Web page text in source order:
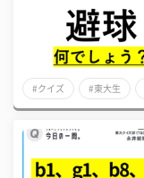
#クイズ #東大生